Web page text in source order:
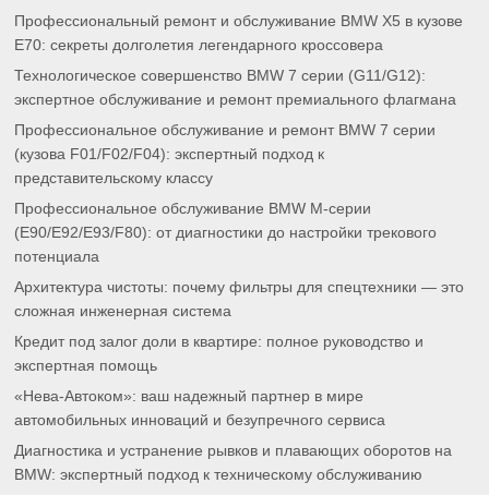
Профессиональный ремонт и обслуживание BMW X5 в кузове
E70: секреты долголетия легендарного кроссовера
Технологическое совершенство BMW 7 серии (G11/G12):
экспертное обслуживание и ремонт премиального флагмана
Профессиональное обслуживание и ремонт BMW 7 серии
(кузова F01/F02/F04): экспертный подход к
представительскому классу
Профессиональное обслуживание BMW M-серии
(E90/E92/E93/F80): от диагностики до настройки трекового
потенциала
Архитектура чистоты: почему фильтры для спецтехники — это
сложная инженерная система
Кредит под залог доли в квартире: полное руководство и
экспертная помощь
«Нева-Автоком»: ваш надежный партнер в мире
автомобильных инноваций и безупречного сервиса
Диагностика и устранение рывков и плавающих оборотов на
BMW: экспертный подход к техническому обслуживанию